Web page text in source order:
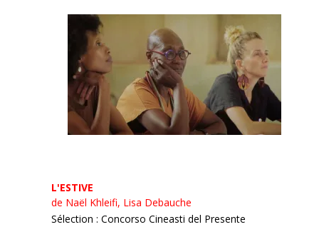
L'ESTIVE
de Naël Khleifi, Lisa Debauche
Sélection : Concorso Cineasti del Presente